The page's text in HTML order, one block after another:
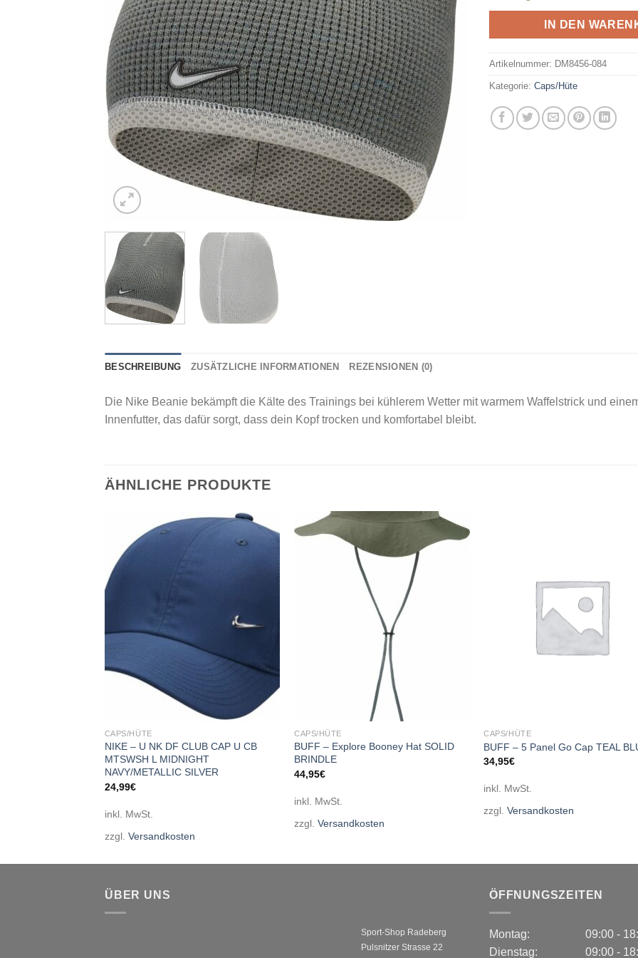
IN DEN
Artikelnummer: DM8456-084
Kategorie: Caps/Hüte
BESCHREIBUNG ZUSÄTZLICHE INFORMATIONEN REZENSIONEN (0)
Die Nike Beanie bekämpft die Kälte des Trainings bei kühlerem Wetter mit warmem Waffelstrick und
Innenfutter, das dafür sorgt, dass dein Kopf trocken und komfortabel bleibt.
ÄHNLICHE PRODUKTE
CAPS/HÜTE
NIKE – U NK DF CLUB CAP U CB
MTSWSH L MIDNIGHT
NAVY/METALLIC SILVER
24,99€
inkl. MwSt.
zzgl. Versandkosten
CAPS/HÜTE
BUFF – Explore Booney Hat SOLID
BRINDLE
44,95€
inkl. MwSt.
zzgl.Versandkosten
CAPS/HÜTE
BUFF – 5 Panel Go Cap TEAL
34,95€
inkl. MwSt.
zzgl.Versandkosten
ÜBER UNS
Sport-Shop Radeberg
Pulsnitzer Strasse 22
ÖFFNUNGSZEITEN
Montag:
Dienstag:
09:00 -
09:00 -